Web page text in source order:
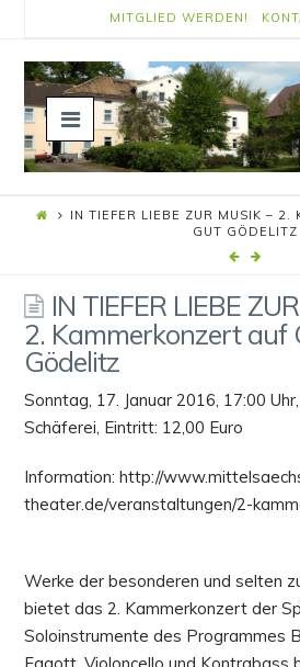
MITGLIED WERDEN!
Navigation
IN TIEFER LIEBE ZUR MUSIK – 2.
GUT GÖDELITZ
IN TIEFER LIEBE
2. Kammerkonzert auf
Gödelitz
Sonntag, 17. Januar 2016, 17:00
Schäferei, Eintritt: 12,00 Euro
Information: http://
theater.de/veranstaltungen/2-
Werke der besonderen und selten
bietet das 2. Kammerkonzert der
Soloinstrumente des Programmes